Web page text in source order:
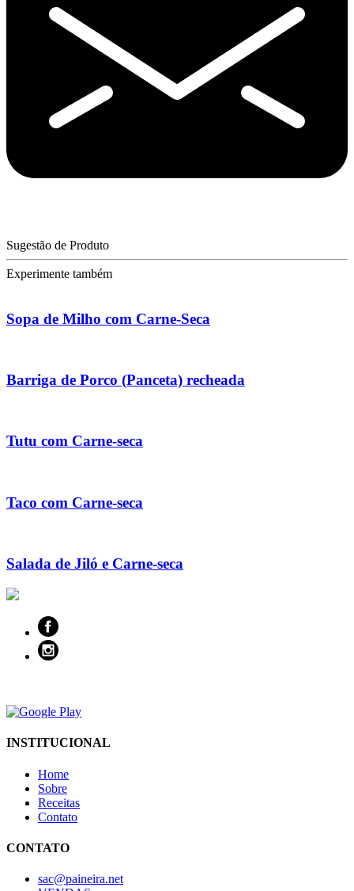
Sugestão de Produto
Experimente também
Sopa de Milho com Carne-Seca
Barriga de Porco (Panceta) recheada
Tutu com Carne-seca
Taco com Carne-seca
Salada de Jiló e Carne-seca
INSTITUCIONAL
Home
Sobre
Receitas
Contato
CONTATO
sac@paineira.net